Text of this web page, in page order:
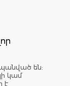
են:
կամ
է